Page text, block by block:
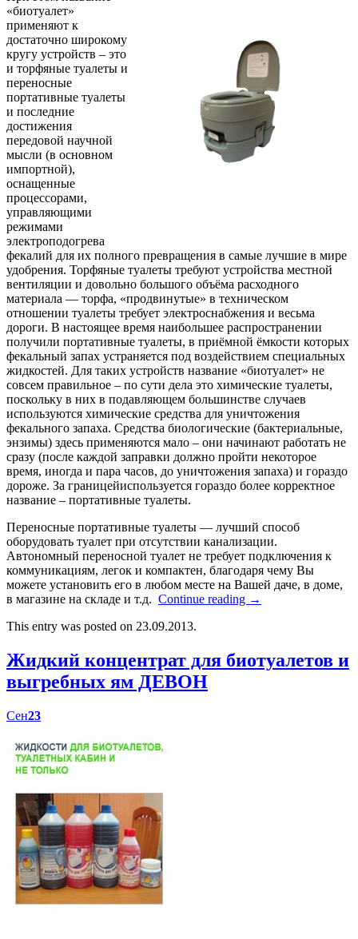
«биотуалет»
применяют к
достаточно широкому
кругу устройств – это
и торфяные туалеты и
переносные
портативные туалеты
и последние
достижения
передовой научной
мысли (в основном
импортной),
оснащенные
процессорами,
управляющими
режимами
электроподогрева
фекалий для их полного превращения в самые лучшие в мире
удобрения. Торфяные туалеты требуют устройства местной
вентиляции и довольно большого объёма расходного
материала — торфа, «продвинутые» в техническом
отношении туалеты требует электроснабжения и весьма
дороги. В настоящее время наибольшее распространении
получили портативные туалеты, в приёмной ёмкости которых
фекальный запах устраняется под воздействием специальных
жидкостей. Для таких устройств название «биотуалет» не
совсем правильное – по сути дела это химические туалеты,
поскольку в них в подавляющем большинстве случаев
используются химические средства для уничтожения
фекального запаха. Средства биологические (бактериальные,
энзимы) здесь применяются мало – они начинают работать не
сразу (после каждой заправки должно пройти некоторое
время, иногда и пара часов, до уничтожения запаха) и гораздо
дороже. За границейиспользуется гораздо более корректное
название – портативные туалеты.
Переносные портативные туалеты — лучший способ
оборудовать туалет при отсутствии канализации.
Автономный переносной туалет не требует подключения к
коммуникациям, легок и компактен, благодаря чему Вы
можете установить его в любом месте на Вашей даче, в доме,
в магазине на складе и т.д. Continue reading →
This entry was posted on 23.09.2013.
Жидкий концентрат для биотуалетов и
выгребных ям ДЕВОН
Сен23